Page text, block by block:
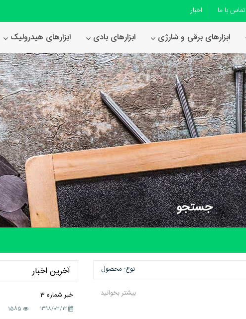
ابزارهای برقی و شارژی ابزارهای بادی ابزارهای هیدرولیک
تماس با ما اخبار
جستجو
نوع: محصول
بیشتر بخوانید
آخرین اخبار
خبر شماره 3
۱۳۹۸/۰۳/۱۲ 1585